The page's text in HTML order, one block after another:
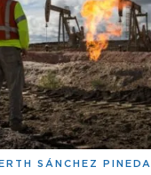
SÁNCHEZ PINEDA